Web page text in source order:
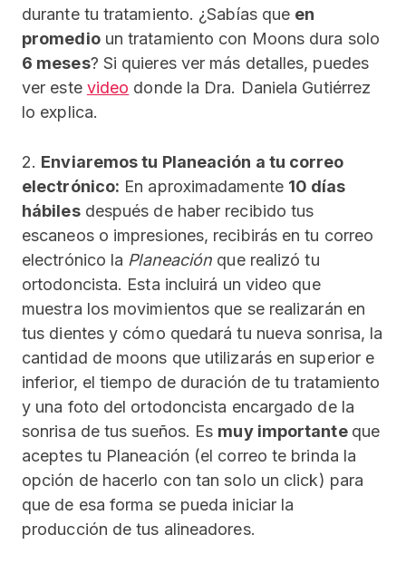
durante tu tratamiento. ¿Sabías que en
promedioun tratamiento con Moons dura solo
6 meses? Si quieres ver más detalles, puedes
ver este video donde la Dra. Daniela Gutiérrez
lo explica.
2. Enviaremos tu Planeación a tu correo
electrónico: En aproximadamente 10 días
hábilesdespués de haber recibido tus
escaneos o impresiones, recibirás en tu correo
electrónico la Planeación que realizó tu
ortodoncista. Esta incluirá un video que
muestra los movimientos que se realizarán en
tus dientes y cómo quedará tu nueva sonrisa, la
cantidad de moons que utilizarás en superior e
inferior, el tiempo de duración de tu tratamiento
y una foto del ortodoncista encargado de la
sonrisa de tus sueños. Es muy importante que
aceptes tu Planeación (el correo te brinda la
opción de hacerlo con tan solo un click) para
que de esa forma se pueda iniciar la
producción de tus alineadores.